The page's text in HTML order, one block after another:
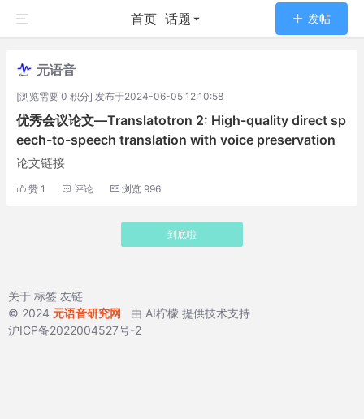
首页 话题 发帖
元语音
[浏览需要 0 积分] 发布于2024-06-05 12:10:58
优秀会议论文—Translatotron 2: High-quality direct sp
eech-to-speech translation with voice preservation
论文链接
赞 1 评论 浏览 996
到底啦
关于 标签 友链
© 2024 元语音研究网 由 AI柠檬 提供技术支持
沪ICP备2022004527号-2